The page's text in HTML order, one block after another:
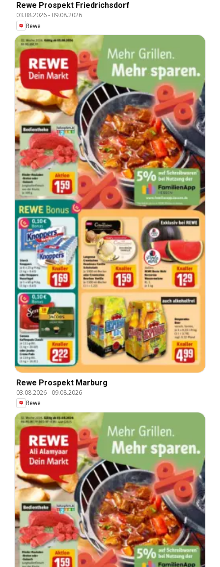
Rewe Prospekt Friedrichsdorf
03.08.2026- 09.08.2026
Rewe
Rewe Prospekt Marburg
03.08.2026- 09.08.2026
Rewe